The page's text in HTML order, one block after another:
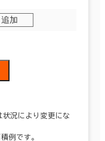
追加
状況により変更にな
例です。